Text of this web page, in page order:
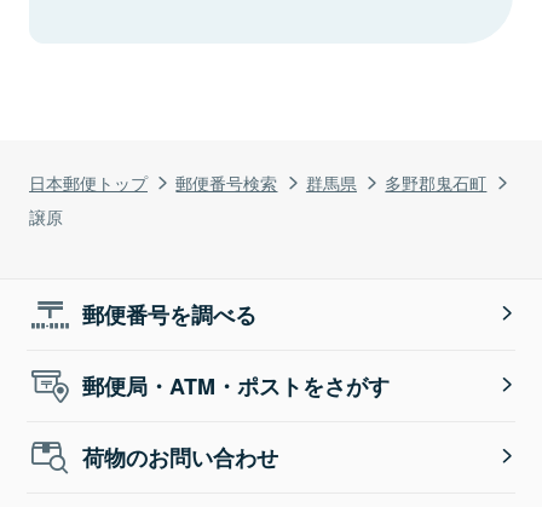
日本郵便トップ 郵便番号検索 群馬県
多野郡鬼石町
譲原
郵便番号を調べる
郵便局・ATM・ポストをさがす
荷物のお問い合わせ